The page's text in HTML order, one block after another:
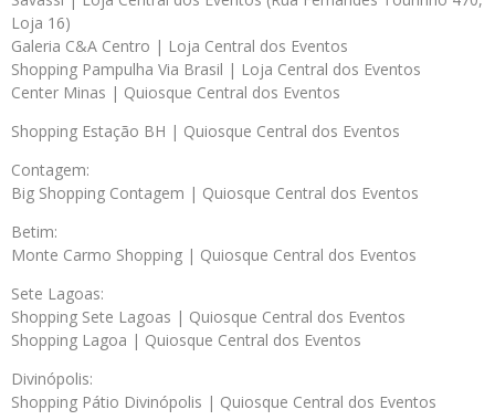
Loja 16)
Galeria C&A Centro | Loja Central dos Eventos
Shopping Pampulha Via Brasil | Loja Central dos Eventos
Center Minas | Quiosque Central dos Eventos
Shopping Estação BH | Quiosque Central dos Eventos
Contagem:
Big Shopping Contagem | Quiosque Central dos Eventos
Betim:
Monte Carmo Shopping | Quiosque Central dos Eventos
Sete Lagoas:
Shopping Sete Lagoas | Quiosque Central dos Eventos
Shopping Lagoa | Quiosque Central dos Eventos
Divinópolis:
Shopping Pátio Divinópolis | Quiosque Central dos Eventos